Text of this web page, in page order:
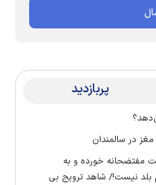
پربازدید
خورده و به
بلد نیست!/ شاهد ترویج بی